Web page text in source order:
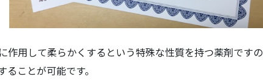
用して柔らかくするという特殊な性質を持つ薬剤ですの
ことが可能です。